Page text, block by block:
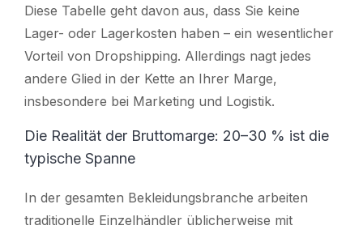
Diese Tabelle geht davon aus, dass Sie keine
Lager- oder Lagerkosten haben – ein wesentlicher
Vorteil von Dropshipping. Allerdings nagt jedes
andere Glied in der Kette an Ihrer Marge,
insbesondere bei Marketing und Logistik.
Die Realität der Bruttomarge: 20–30 % ist die
typische Spanne
In der gesamten Bekleidungsbranche arbeiten
traditionelle Einzelhändler üblicherweise mit